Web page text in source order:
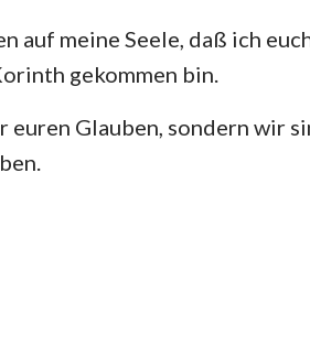
auf meine Seele, daß ich
gekommen bin.
Glauben, sondern wir